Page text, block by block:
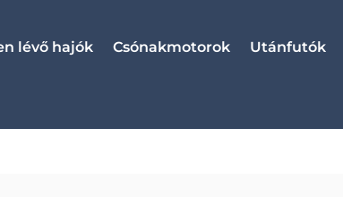
lévő hajók Csónakmotorok Utánfutók